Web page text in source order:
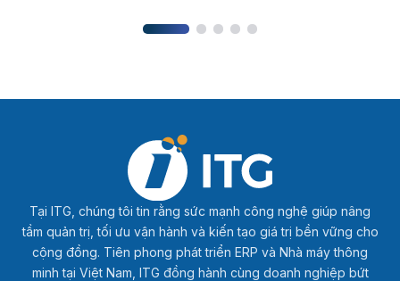
Tại ITG, chúng tôi tin rằng sức mạnh công nghệ giúp nâng
tầm quản trị, tối ưu vận hành và kiến tạo giá trị bền vững cho
cộng đồng. Tiên phong phát triển ERP và Nhà máy thông
minh tại Việt Nam, ITG đồng hành cùng doanh nghiệp bứt